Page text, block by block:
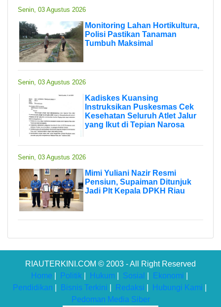
Senin, 03 Agustus 2026
Monitoring Lahan Hortikultura,
Polisi Pastikan Tanaman
Tumbuh Maksimal
Senin, 03 Agustus 2026
Kadiskes Kuansing
Instruksikan Puskesmas Cek
Kesehatan Seluruh Atlet Jalur
yang Ikut di Tepian Narosa
Senin, 03 Agustus 2026
Mimi Yuliani Nazir Resmi
Pensiun, Supaiman Ditunjuk
Jadi Plt Kepala DPKH Riau
RIAUTERKINI.COM © 2003 - All Right Reserved
Home
Politik Hukum Sosial Ekonomi
Pendidikan
Bisnis Terkini Redaksi Hubungi Kami
Pedoman Media Siber